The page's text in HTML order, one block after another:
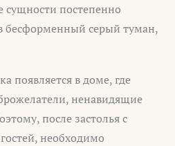
сущности постепенно
бесформенный серый туман,
появляется в доме, где
ненавидящие
после застолья с
необходимо